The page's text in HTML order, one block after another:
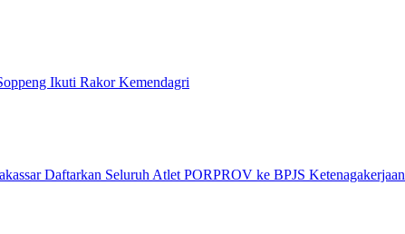
Ikuti Rakor Kemendagri
Daftarkan Seluruh Atlet PORPROV ke BPJS Ketenagakerjaan